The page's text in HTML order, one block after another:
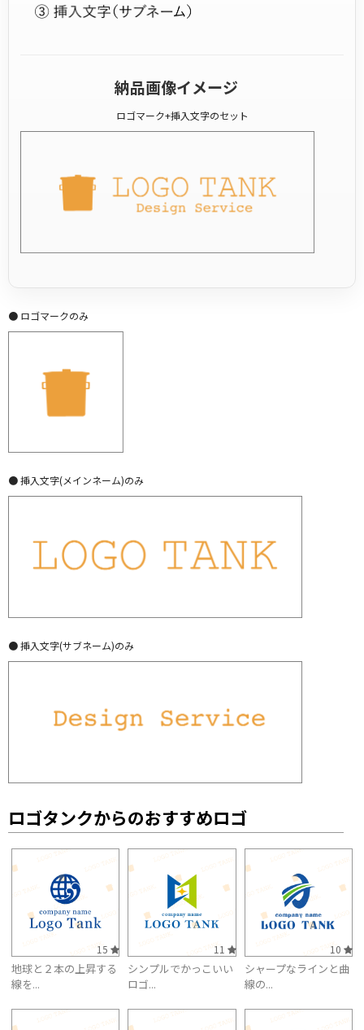
納品画像イメージ
ロゴマーク+挿入文字のセット
● ロゴマークのみ
● 挿入文字(メインネーム)のみ
● 挿入文字(サブネーム)のみ
ロゴタンクからのおすすめロゴ
15
地球と２本の上昇する
線を...
11
シンプルでかっこいい
ロゴ...
10
シャープなラインと曲
線の...